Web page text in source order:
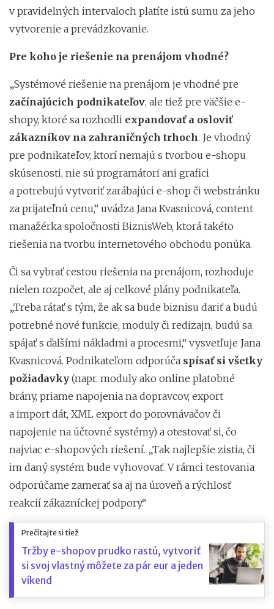
v pravidelných intervaloch platíte istú sumu za jeho
vytvorenie a prevádzkovanie.
Pre koho je riešenie na prenájom vhodné?
„Systémové riešenie na prenájom je vhodné pre
začínajúcich podnikateľov, ale tiež pre väčšie e-
shopy, ktoré sa rozhodli expandovať a osloviť
zákazníkov na zahraničných trhoch. Je vhodný
pre podnikateľov, ktorí nemajú s tvorbou e-shopu
skúsenosti, nie sú programátori ani grafici
a potrebujú vytvoriť zarábajúci e-shop či webstránku
za prijateľnú cenu,“ uvádza Jana Kvasnicová, content
manažérka spoločnosti BiznisWeb, ktorá takéto
riešenia na tvorbu internetového obchodu ponúka.
Či sa vybrať cestou riešenia na prenájom, rozhoduje
nielen rozpočet, ale aj celkové plány podnikateľa.
„Treba rátať s tým, že ak sa bude biznisu dariť a budú
potrebné nové funkcie, moduly či redizajn, budú sa
spájať s ďalšími nákladmi a procesmi,“ vysvetľuje Jana
Kvasnicová. Podnikateľom odporúča spísať si všetky
požiadavky (napr. moduly ako online platobné
brány, priame napojenia na dopravcov, export
a import dát, XML export do porovnávačov či
napojenie na účtovné systémy) a otestovať si, čo
najviac e-shopových riešení. „Tak najlepšie zistia, či
im daný systém bude vyhovovať. V rámci testovania
odporúčame zamerať sa aj na úroveň a rýchlosť
reakcií zákazníckej podpory.“
Prečítajte si tiež
Tržby e-shopov prudko rastú, vytvoriť
si svoj vlastný môžete za pár eur a jeden
víkend